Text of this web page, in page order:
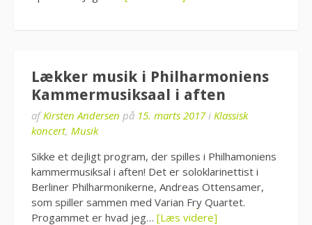
Lækker musik i Philharmoniens
Kammermusiksaal i aften
afKirsten Andersen på 15. marts 2017i Klassisk
koncert, Musik
Sikke et dejligt program, der spilles i Philhamoniens
kammermusiksal i aften! Det er soloklarinettist i
Berliner Philharmonikerne, Andreas Ottensamer,
som spiller sammen med Varian Fry Quartet.
Progammet er hvad jeg… [Læs videre]